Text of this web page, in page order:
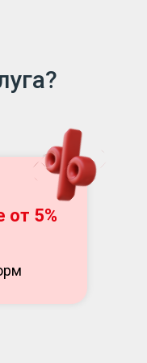
от 5%